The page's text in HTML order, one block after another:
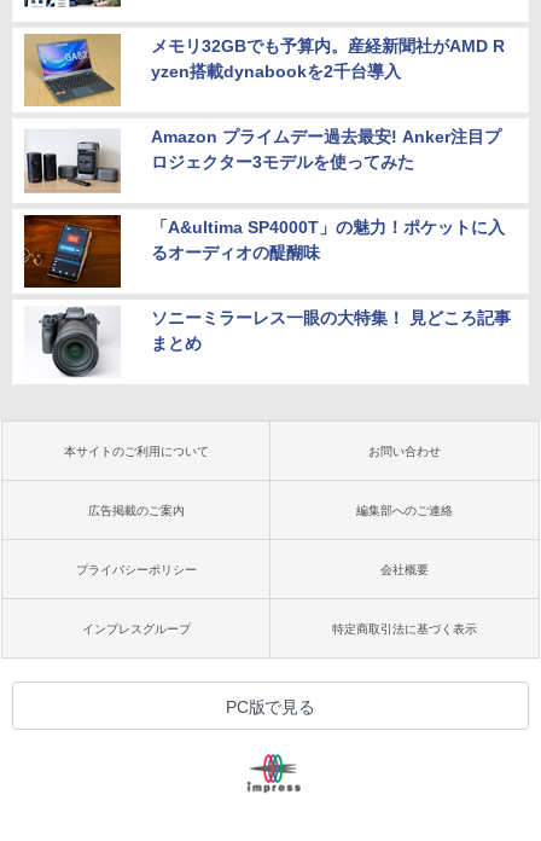
メモリ32GBでも予算内。産経新聞社がAMD R
yzen搭載dynabookを2千台導入
Amazon プライムデー過去最安! Anker注目プ
ロジェクター3モデルを使ってみた
「A&ultima SP4000T」の魅力！ポケットに入
るオーディオの醍醐味
ソニーミラーレス一眼の大特集！ 見どころ記事
まとめ
本サイトのご利用について お問い合わせ
広告掲載のご案内 編集部へのご連絡
プライバシーポリシー 会社概要
インプレスグループ 特定商取引法に基づく表示
PC版で見る